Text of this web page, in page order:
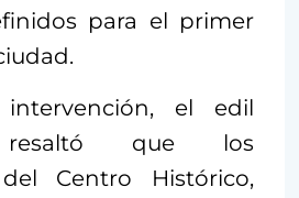
para el primer
el edil
resaltó que los
Centro Histórico,